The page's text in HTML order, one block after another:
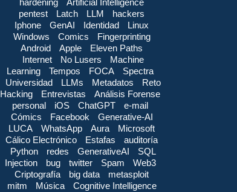
hardening
Artificial Intelligence
pentest
Latch LLM
hackers
Iphone
GenAI Identidad
Linux
Windows
Comics
Fingerprinting
Android
Apple
Eleven Paths
Internet
No Lusers
Machine
Learning
Tempos FOCA
Spectra
Universidad
LLMs Metadatos
Reto
Hacking
Entrevistas
Análisis Forense
personal
iOS ChatGPT
e-mail
Cómics
Facebook
Generative-AI
LUCA
WhatsApp Aura
Microsoft
Cálico Electrónico
Estafas
auditoría
Python
redes GenerativeAI
SQL
Injection
bug twitter Spam
Web3
Criptografía
big data
metasploit
mitm
Música Cognitive Intelligence